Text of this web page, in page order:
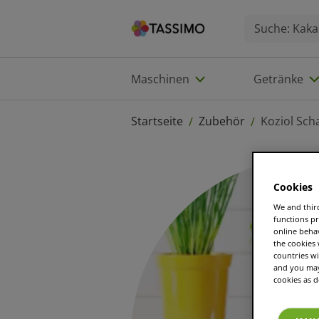
Maschinen Getränke
Startseite / Zubehör / Koziol
Cookies
We and
functions
online
the cookies
countries
and you
cookies as